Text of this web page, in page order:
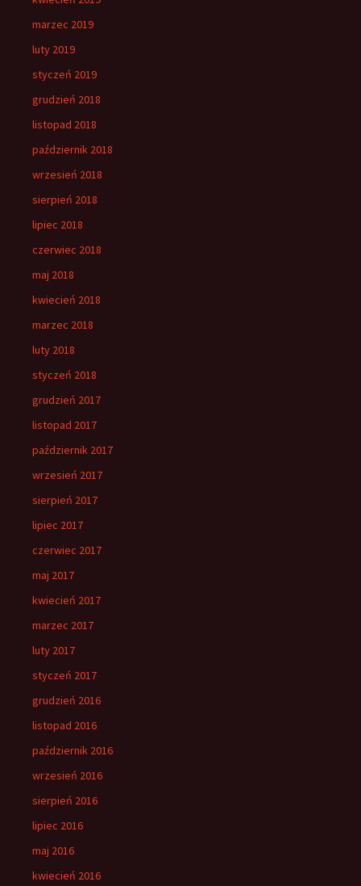
marzec 2019
luty 2019
styczeń 2019
grudzień 2018
listopad 2018
październik 2018
wrzesień 2018
sierpień 2018
lipiec 2018
czerwiec 2018
maj 2018
kwiecień 2018
marzec 2018
luty 2018
styczeń 2018
grudzień 2017
listopad 2017
październik 2017
wrzesień 2017
sierpień 2017
lipiec 2017
czerwiec 2017
maj 2017
kwiecień 2017
marzec 2017
luty 2017
styczeń 2017
grudzień 2016
listopad 2016
październik 2016
wrzesień 2016
sierpień 2016
lipiec 2016
maj 2016
kwiecień 2016